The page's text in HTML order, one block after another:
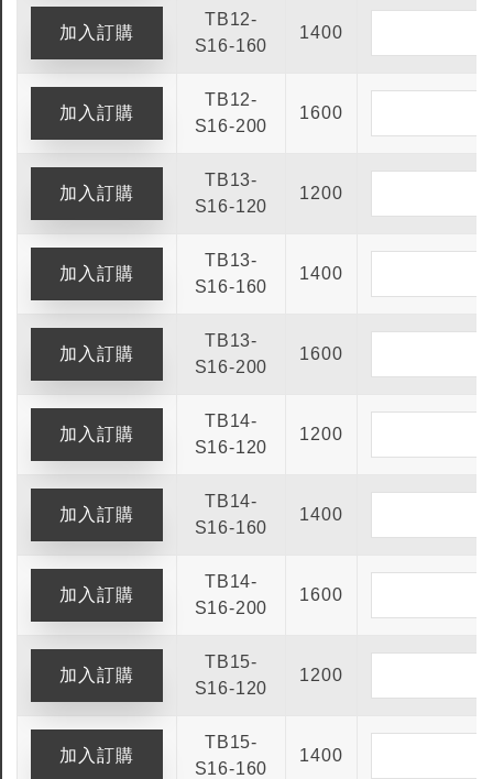
TB12-
S16-160
1400
TB12-
S16-200
1600
TB13-
S16-120
1200
TB13-
S16-160
1400
TB13-
S16-200
1600
TB14-
S16-120
1200
TB14-
S16-160
1400
TB14-
S16-200
1600
TB15-
S16-120
1200
TB15-
S16-160
1400